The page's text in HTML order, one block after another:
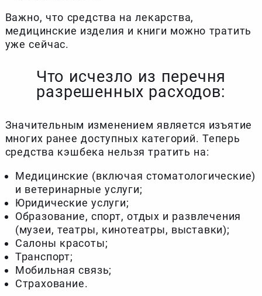
Важно, что средства на лекарства,
медицинские изделия и книги можно тратить
уже сейчас.
Что исчезло из перечня
разрешенных расходов:
Значительным изменением является изъятие
многих ранее доступных категорий. Теперь
средства кэшбека нельзя тратить на:
Медицинские (включая стоматологические)
и ветеринарные услуги;
Юридические услуги;
Образование, спорт, отдых и развлечения
(музеи, театры, кинотеатры, выставки);
Салоны красоты;
Транспорт;
Мобильная связь;
Страхование.